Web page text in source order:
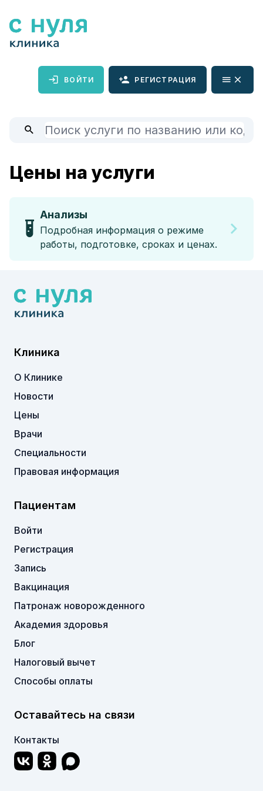
ВОЙТИ РЕГИСТРАЦИЯ
Цены на услуги
Анализы
Подробная информация о режиме
работы, подготовке, сроках и ценах.
Клиника
О Клинике
Новости
Цены
Врачи
Специальности
Правовая информация
Пациентам
Войти
Регистрация
Запись
Вакцинация
Патронаж новорожденного
Академия здоровья
Блог
Налоговый вычет
Способы оплаты
Оставайтесь на связи
Контакты